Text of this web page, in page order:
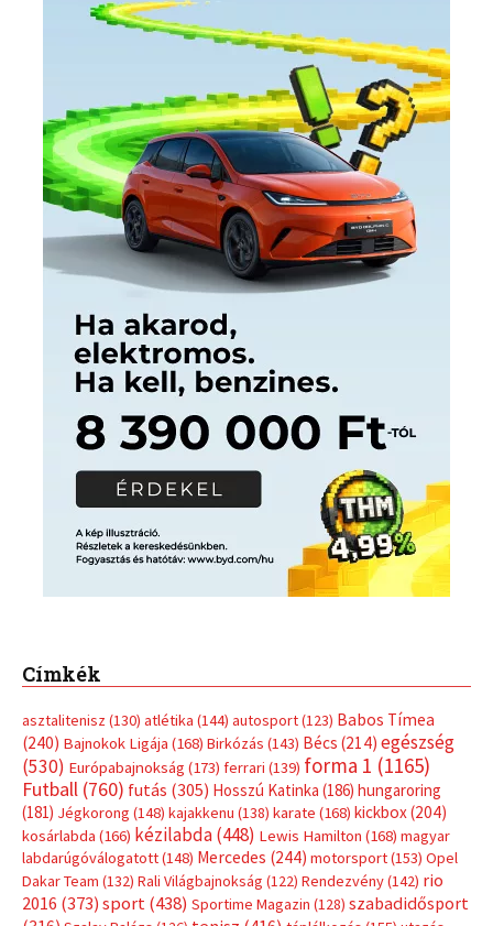
Címkék
asztalitenisz (130) atlétika (144) autosport(123) Babos Tímea
(240) Bajnokok Ligája (168) Birkózás (143) Bécs (214) egészség
(530) Európabajnokság (173) ferrari (139) forma 1 (1165)
Futball (760) futás (305) Hosszú Katinka (186) hungaroring
(181) Jégkorong (148) kajakkenu (138) karate (168) kickbox(204)
kosárlabda (166) kézilabda(448) Lewis Hamilton (168) magyar
labdarúgóválogatott(148) Mercedes (244) motorsport(153) Opel
Dakar Team (132) Rali Világbajnokság (122) Rendezvény(142) rio
2016 (373) sport(438) Sportime Magazin (128) szabadidősport